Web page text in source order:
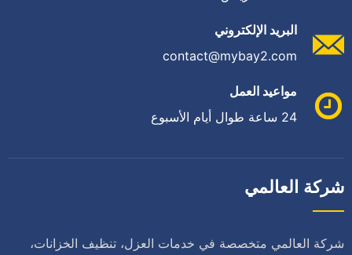
البريد الإلكتروني
contact@mybay2.com
مواعيد العمل
24 ساعة طوال أيام الأسبوع
شركة العالمي
شركة العالمي متخصصة في خدمات العزل، تنظيف الخزانات،